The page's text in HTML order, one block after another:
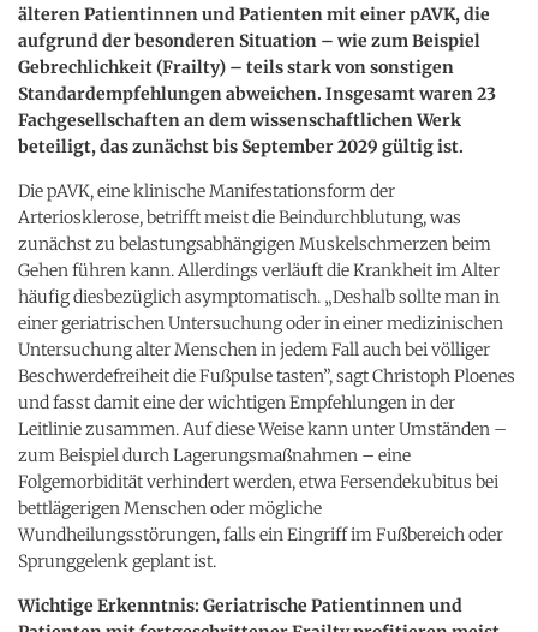
älteren Patientinnen und Patienten mit einer pAVK, die
aufgrund der besonderen Situation – wie zum Beispiel
Gebrechlichkeit (Frailty) – teils stark von sonstigen
Standardempfehlungen abweichen. Insgesamt waren 23
Fachgesellschaften an dem wissenschaftlichen Werk
beteiligt, das zunächst bis September 2029 gültig ist.
Die pAVK, eine klinische Manifestationsform der
Arteriosklerose, betrifft meist die Beindurchblutung, was
zunächst zu belastungsabhängigen Muskelschmerzen beim
Gehen führen kann. Allerdings verläuft die Krankheit im Alter
häufig diesbezüglich asymptomatisch. „Deshalb sollte man in
einer geriatrischen Untersuchung oder in einer medizinischen
Untersuchung alter Menschen in jedem Fall auch bei völliger
Beschwerdefreiheit die Fußpulse tasten”, sagt Christoph Ploenes
und fasst damit eine der wichtigen Empfehlungen in der
Leitlinie zusammen. Auf diese Weise kann unter Umständen –
zum Beispiel durch Lagerungsmaßnahmen – eine
Folgemorbidität verhindert werden, etwa Fersendekubitus bei
bettlägerigen Menschen oder mögliche
Wundheilungsstörungen, falls ein Eingriff im Fußbereich oder
Sprunggelenk geplant ist.
Wichtige Erkenntnis: Geriatrische Patientinnen und